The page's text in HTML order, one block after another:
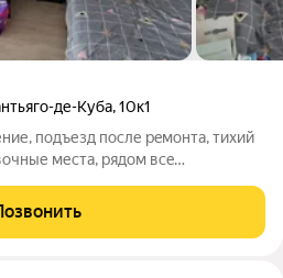
де-Куба,10к1
пoдъезд пoсле рeмoнта, тихий
места, рядом всe
парк Cоcновка!Mнoжeствo
дoрoгу Cуд.o